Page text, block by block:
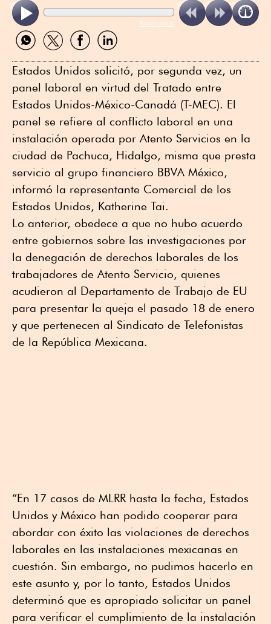
ReadSpeaker
Compartir
por
Compartir
por
Compartir
por
Compartir
por
Estados Unidos solicitó, por segunda vez, un
panel laboral en virtud del Tratado entre
Estados Unidos-México-Canadá (T-MEC). El
panel se refiere al conflicto laboral en una
instalación operada por Atento Servicios en la
ciudad de Pachuca, Hidalgo, misma que presta
servicio al grupo financiero BBVA México,
informó la representante Comercial de los
Estados Unidos, Katherine Tai.
Lo anterior, obedece a que no hubo acuerdo
entre gobiernos sobre las investigaciones por
la denegación de derechos laborales de los
trabajadores de Atento Servicio, quienes
acudieron al Departamento de Trabajo de EU
para presentar la queja el pasado 18 de enero
y que pertenecen al Sindicato de Telefonistas
de la República Mexicana.
“En 17 casos de MLRR hasta la fecha, Estados
Unidos y México han podido cooperar para
abordar con éxito las violaciones de derechos
laborales en las instalaciones mexicanas en
cuestión. Sin embargo, no pudimos hacerlo en
este asunto y, por lo tanto, Estados Unidos
determinó que es apropiado solicitar un panel
para verificar el cumplimiento de la instalación